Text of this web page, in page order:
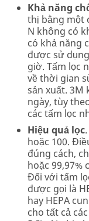
Khả năng
thị bằng một
N không có
có khả năng
được sử
giờ. Tấm lọc
về thời gian
sản xuất. 3M
ngày, tùy
các tấm lọc
Hiệu quả lọc
hoặc 100.
đúng cách,
hoặc 99,97%
Đối với tấm
được gọi là
hay HEPA
cho tất cả